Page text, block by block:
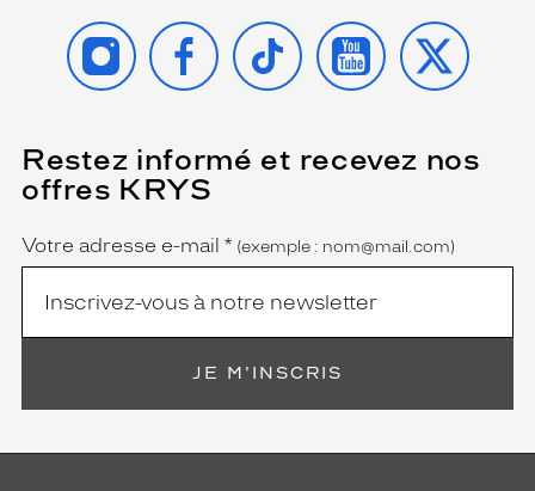
INSTAGRAMFACEBOOK
TIKTOK YOUTUBE
X
Restez informé et recevez nos
offres KRYS
Name
Votre adresse e-mail *
(Ce
champ
est
(exemple : nom@mail.com)
JE M'INSCRIS